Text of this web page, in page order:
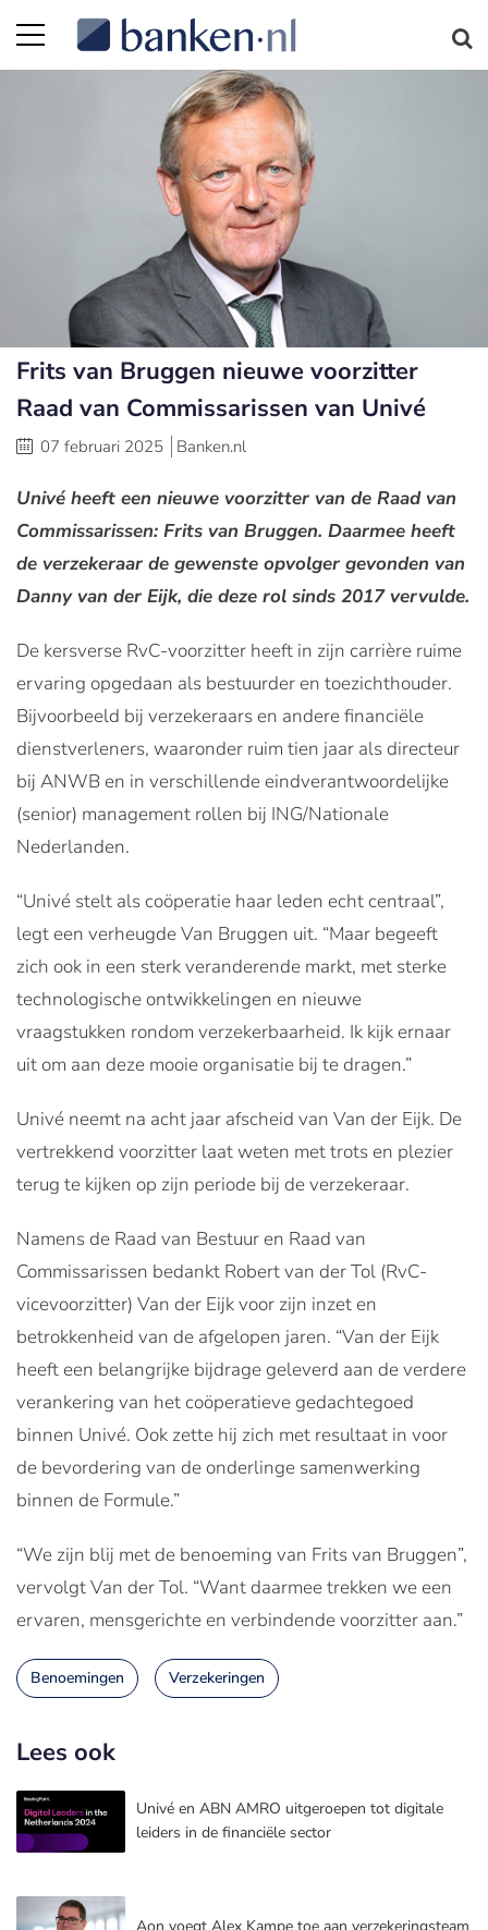
Frits van Bruggen nieuwe voorzitter
Raad van Commissarissen van Univé
07 februari 2025 Banken.nl
Univé heeft een nieuwe voorzitter van de Raad van
Commissarissen: Frits van Bruggen. Daarmee heeft
de verzekeraar de gewenste opvolger gevonden van
Danny van der Eijk, die deze rol sinds 2017 vervulde.
De kersverse RvC-voorzitter heeft in zijn carrière ruime
ervaring opgedaan als bestuurder en toezichthouder.
Bijvoorbeeld bij verzekeraars en andere financiële
dienstverleners, waaronder ruim tien jaar als directeur
bij ANWB en in verschillende eindverantwoordelijke
(senior) management rollen bij ING/Nationale
Nederlanden.
“Univé stelt als coöperatie haar leden echt centraal”,
legt een verheugde Van Bruggen uit. “Maar begeeft
zich ook in een sterk veranderende markt, met sterke
technologische ontwikkelingen en nieuwe
vraagstukken rondom verzekerbaarheid. Ik kijk ernaar
uit om aan deze mooie organisatie bij te dragen.”
Univé neemt na acht jaar afscheid van Van der Eijk. De
vertrekkend voorzitter laat weten met trots en plezier
terug te kijken op zijn periode bij de verzekeraar.
Namens de Raad van Bestuur en Raad van
Commissarissen bedankt Robert van der Tol (RvC-
vicevoorzitter) Van der Eijk voor zijn inzet en
betrokkenheid van de afgelopen jaren. “Van der Eijk
heeft een belangrijke bijdrage geleverd aan de verdere
verankering van het coöperatieve gedachtegoed
binnen Univé. Ook zette hij zich met resultaat in voor
de bevordering van de onderlinge samenwerking
binnen de Formule.”
“We zijn blij met de benoeming van Frits van Bruggen”,
vervolgt Van der Tol. “Want daarmee trekken we een
ervaren, mensgerichte en verbindende voorzitter aan.”
Benoemingen Verzekeringen
Lees ook
Univé en ABN AMRO uitgeroepen tot digitale
leiders in de financiële sector